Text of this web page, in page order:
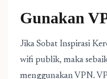
Gunakan
Jika Sobat Inspirasi
wifi publik, maka
menggunakan VPN.